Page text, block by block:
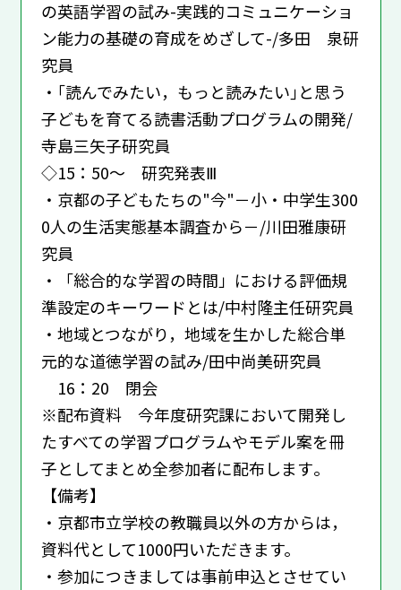
の英語学習の試み-実践的コミュニケーショ
ン能力の基礎の育成をめざして-/多田 泉研
究員
・｢読んでみたい，もっと読みたい｣と思う
子どもを育てる読書活動プログラムの開発/
寺島三矢子研究員
◇15：50～ 研究発表Ⅲ
・京都の子どもたちの"今"－小・中学生300
0人の生活実態基本調査から－/川田雅康研
究員
・「総合的な学習の時間」における評価規
準設定のキーワードとは/中村隆主任研究員
・地域とつながり，地域を生かした総合単
元的な道徳学習の試み/田中尚美研究員
16：20 閉会
※配布資料 今年度研究課において開発し
たすべての学習プログラムやモデル案を冊
子としてまとめ全参加者に配布します｡
【備考】
・京都市立学校の教職員以外の方からは，
資料代として1000円いただきます。
・参加につきましては事前申込とさせてい